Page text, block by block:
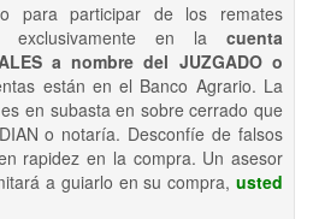
para participar de los remates
exclusivamente en la cuenta
a nombre del JUZGADO o
están en el Banco Agrario. La
en subasta en sobre cerrado que
o notaría. Desconfíe de falsos
rapidez en la compra. Un asesor
a guiarlo en su compra, usted